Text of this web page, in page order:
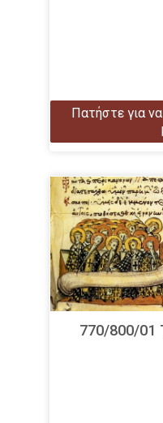
Πατήστε για
770/800/01